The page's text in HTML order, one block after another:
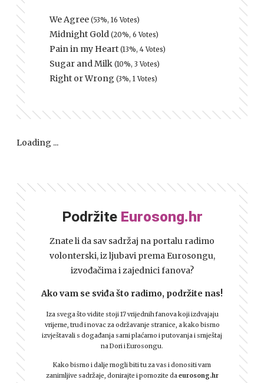
We Agree (53%, 16 Votes)
Midnight Gold (20%, 6 Votes)
Pain in my Heart (13%, 4 Votes)
Sugar and Milk (10%, 3 Votes)
Right or Wrong (3%, 1 Votes)
Loading ...
Podržite Eurosong.hr
Znate li da sav sadržaj na portalu radimo
volonterski, iz ljubavi prema Eurosongu,
izvođačima i zajednici fanova?
Ako vam se sviđa što radimo, podržite nas!
Iza svega što vidite stoji 17 vrijednih fanova koji izdvajaju
vrijeme, trud i novac za održavanje stranice, a kako bismo
izvještavali s događanja sami plaćamo i putovanja i smještaj
na Dori i Eurosongu.
Kako bismo i dalje mogli biti tu za vas i donositi vam
zanimljive sadržaje, donirajte i pomozite daeurosong.hr